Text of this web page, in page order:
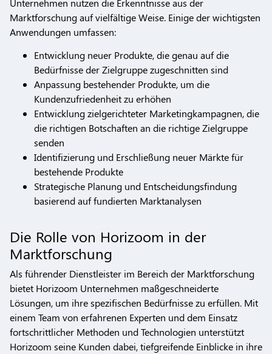
Unternehmen nutzen die Erkenntnisse aus der
Marktforschung auf vielfältige Weise. Einige der wichtigsten
Anwendungen umfassen:
Entwicklung neuer Produkte, die genau auf die
Bedürfnisse der Zielgruppe zugeschnitten sind
Anpassung bestehender Produkte, um die
Kundenzufriedenheit zu erhöhen
Entwicklung zielgerichteter Marketingkampagnen, die
die richtigen Botschaften an die richtige Zielgruppe
senden
Identifizierung und Erschließung neuer Märkte für
bestehende Produkte
Strategische Planung und Entscheidungsfindung
basierend auf fundierten Marktanalysen
Die Rolle von Horizoom in der
Marktforschung
Als führender Dienstleister im Bereich der Marktforschung
bietet Horizoom Unternehmen maßgeschneiderte
Lösungen, um ihre spezifischen Bedürfnisse zu erfüllen. Mit
einem Team von erfahrenen Experten und dem Einsatz
fortschrittlicher Methoden und Technologien unterstützt
Horizoom seine Kunden dabei, tiefgreifende Einblicke in ihre